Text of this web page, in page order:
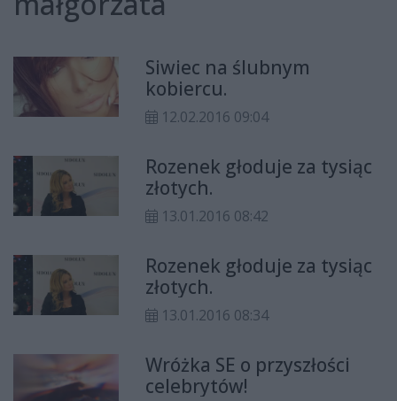
Siwiec na ślubnym
kobiercu.
12.02.2016 09:04
Rozenek głoduje za tysiąc
złotych.
13.01.2016 08:42
Rozenek głoduje za tysiąc
złotych.
13.01.2016 08:34
Wróżka SE o przyszłości
celebrytów!